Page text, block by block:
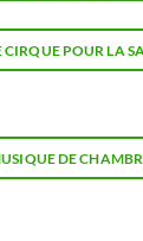
DANSE CIRQUE
DE